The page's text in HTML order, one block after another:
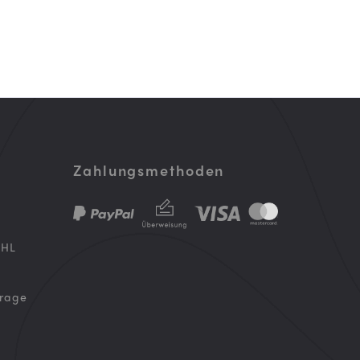
Zahlungsmethoden